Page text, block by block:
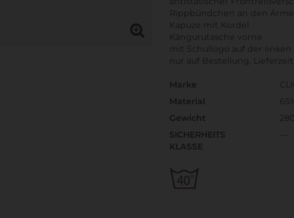
Rippbündchen an den
Kapuze mit Kordel
Kängurutasche vorne
mit Schullogo auf der linken
nur auf Bestellung, Lieferzeit
Marke
Material
Gewicht
SICHERHEITS
KLASSE